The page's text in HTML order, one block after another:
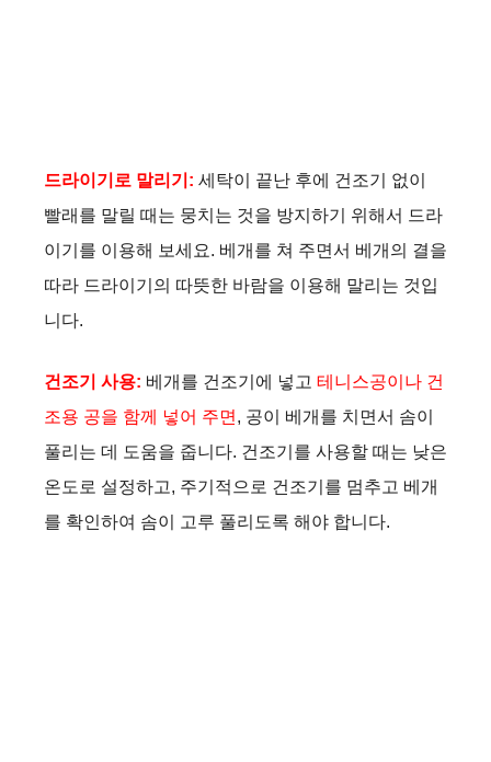
드라이기로 말리기: 세탁이 끝난 후에 건조기 없이
빨래를 말릴 때는 뭉치는 것을 방지하기 위해서 드라
이기를 이용해 보세요. 베개를 쳐 주면서 베개의 결을
따라 드라이기의 따뜻한 바람을 이용해 말리는 것입
니다.
건조기 사용: 베개를 건조기에 넣고 테니스공이나 건
조용 공을 함께 넣어 주면 , 공이 베개를 치면서 솜이
풀리는 데 도움을 줍니다. 건조기를 사용할 때는 낮은
온도로 설정하고, 주기적으로 건조기를 멈추고 베개
를 확인하여 솜이 고루 풀리도록 해야 합니다.